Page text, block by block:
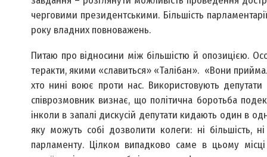
черговими президентськими. Більшість
року владних повноважень.
Питаю про відносини між більшістю й опозицією.
теракти, якими «славиться» «Талібан». «Вони
хто нині воює проти нас. Використовують
співрозмовник визнає, що політична боротьба
інколи в запалі дискусій депутати кидають один в
яку можуть собі дозволити колеги: ні більшість,
парламенту. Цілком випадково саме в цьому